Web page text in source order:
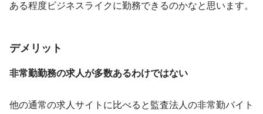
ある程度ビジネスライクに勤務できるのかなと思います。
デメリット
非常勤勤務の求人が多数あるわけではない
他の通常の求人サイトに比べると監査法人の非常勤バイト